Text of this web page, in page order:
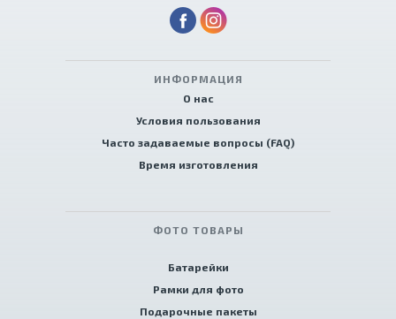
ИНФОРМАЦИЯ
О нас
Условия пользования
Часто задаваемые вопросы (FAQ)
Время изготовления
ФОТО ТОВАРЫ
Батарейки
Рамки для фото
Подарочные пакеты